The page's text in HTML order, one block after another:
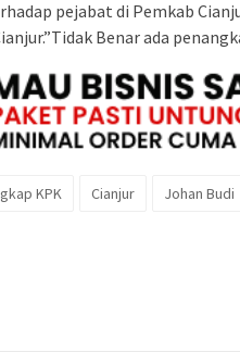
pejabat di Pemkab
Benar ada
KPK Cianjur Johan Budi